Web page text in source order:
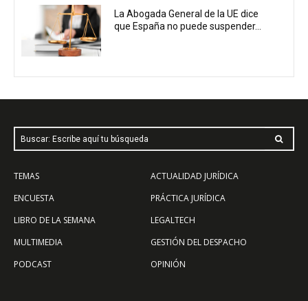
La Abogada General de la UE dice
que España no puede suspender...
Buscar: Escribe aquí tu búsqueda
TEMAS
ENCUESTA
LIBRO DE LA SEMANA
MULTIMEDIA
PODCAST
ACTUALIDAD JURÍDICA
PRÁCTICA JURÍDICA
LEGALTECH
GESTIÓN DEL DESPACHO
OPINIÓN